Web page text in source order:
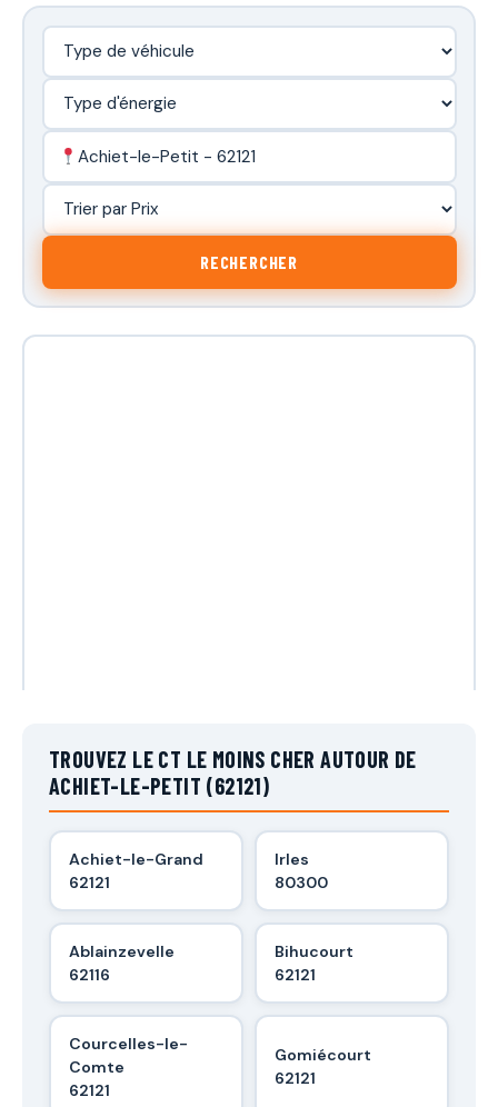
Achiet-le-Petit - 62121
RECHERCHER
TROUVEZ LE CT LE MOINS CHER AUTOUR DE
ACHIET-LE-PETIT (62121)
Achiet-le-Grand
62121
Irles
80300
Ablainzevelle
62116
Bihucourt
62121
Courcelles-le-
Comte
62121
Gomiécourt
62121